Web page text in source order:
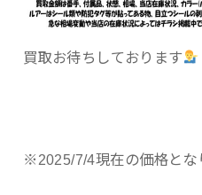
買取お待ちしております
※2025/7/4現在の価格とな